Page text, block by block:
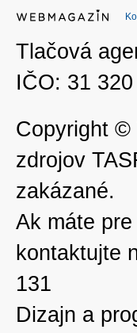
Tlačová
IČO: 31
Copyright ©
zdrojov
zakázané.
Ak máte
kontaktujte
131
Dizajn a